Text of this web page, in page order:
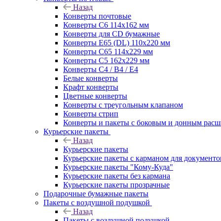
Назад
Конверты почтовые
Конверты С6 114х162 мм
Конверты для CD бумажные
Конверты E65 (DL) 110х220 мм
Конверты С65 114х229 мм
Конверты С5 162х229 мм
Конверты С4 / B4 / E4
Белые конверты
Крафт конверты
Цветные конверты
Конверты с треугольным клапаном
Конверты стрип
Конверты и пакеты с боковым и донным
Курьерские пакеты
Назад
Курьерские пакеты
Курьерские пакеты с карманом для
Курьерские пакеты "Кому-Куда"
Курьерские пакеты без кармана
Курьерские пакеты прозрачные
Подарочные бумажные пакеты
Пакеты с воздушной подушкой
Назад